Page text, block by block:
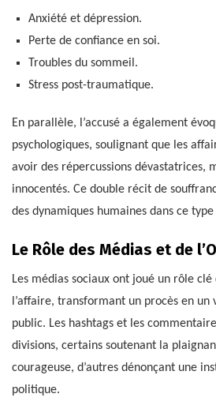
Anxiété et dépression.
Perte de confiance en soi.
Troubles du sommeil.
Stress post-traumatique.
En parallèle, l’accusé a également
psychologiques, soulignant que les
avoir des répercussions dévastatrices,
innocentés. Ce double récit de
des dynamiques humaines dans ce
Le Rôle des Médias et de
Les médias sociaux ont joué un rôle
l’affaire, transformant un procès en
public. Les hashtags et les
divisions, certains soutenant la
courageuse, d’autres dénonçant une
politique.